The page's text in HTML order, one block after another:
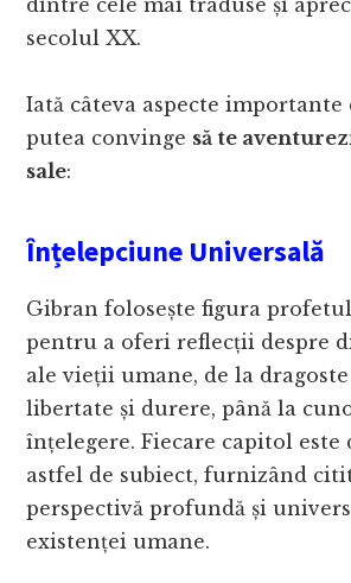
dintre cele mai traduse și
secolul XX.
Iată câteva aspecte importante
putea convinge să te
sale:
Înțelepciune Universală
Gibran folosește figura
pentru a oferi reflecții despre
ale vieții umane, de la
libertate și durere, până la
înțelegere. Fiecare capitol
astfel de subiect, furnizând
perspectivă profundă și
existenței umane.